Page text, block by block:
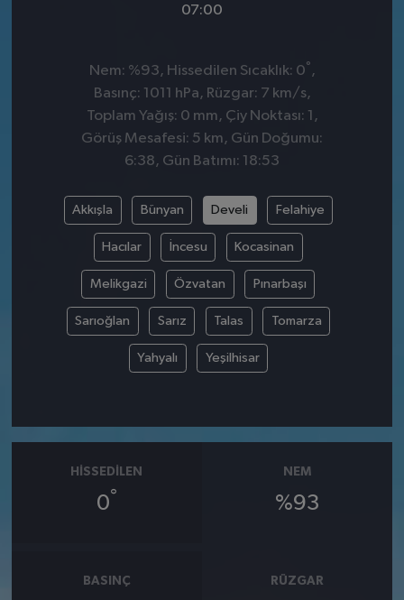
07:00
Nem: %93, Hissedilen Sıcaklık: 0° ,
Basınç: 1011 hPa, Rüzgar: 7 km/s,
Toplam Yağış: 0 mm, Çiy Noktası: 1,
Görüş Mesafesi: 5 km, Gün Doğumu:
6:38, Gün Batımı: 18:53
Akkışla Bünyan Develi Felahiye
Hacılar İncesu Kocasinan
Melikgazi Özvatan Pınarbaşı
Sarıoğlan Sarız Talas Tomarza
Yahyalı Yeşilhisar
HISSEDILEN
0°
NEM
%93
BASINÇ RÜZGAR